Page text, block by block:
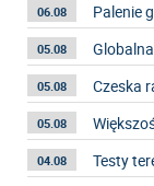
06.08 Palenie
05.08
05.08 Czeska
05.08
04.08 Testy